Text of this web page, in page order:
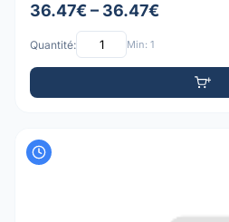
36.47€ – 36.47€
Quantité: Min: 1